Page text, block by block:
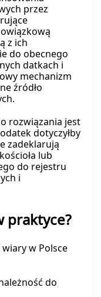
przez
z ich
do obecnego
datkach i
mechanizm
źródło
rozwiązania jest
dotyczyłby
zadeklarują
lub
do rejestru
i
praktyce?
w Polsce
do